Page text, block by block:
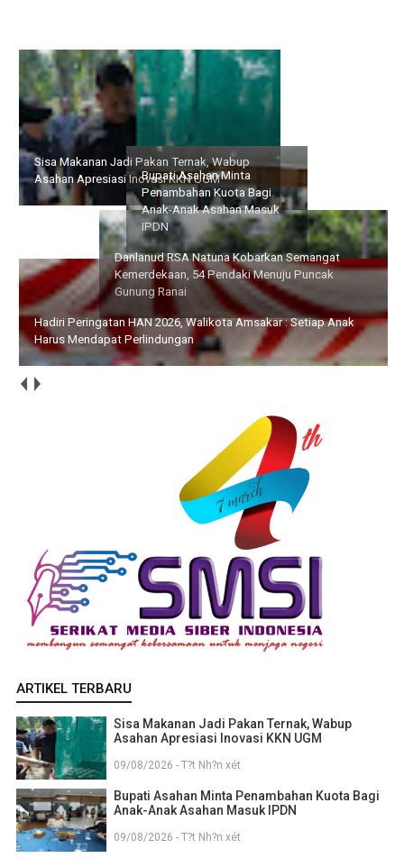
Sisa Makanan Jadi Pakan Ternak, Wabup Asahan Apresiasi
Inovasi KKN UGM
Bupati Asahan Minta
Penambahan Kuota Bagi
Anak-Anak Asahan Masuk
Danlanud RSA Natuna
Kobarkan Semangat
Kemerdekaan, 54 Pendaki
Menuju Puncak Gunung
Ranai
Hadiri Peringatan HAN 2026, Walikota Amsakar : Setiap Anak
Harus Mendapat Perlindungan
ARTIKEL TERBARU
Sisa Makanan Jadi Pakan Ternak, Wabup
Asahan Apresiasi Inovasi KKN UGM
09/08/2026 - T?t Nh?n xét
Bupati Asahan Minta Penambahan Kuota Bagi
Anak-Anak Asahan Masuk IPDN
09/08/2026 - T?t Nh?n xét